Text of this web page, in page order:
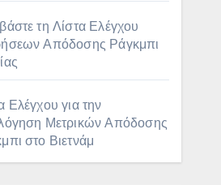
τη Λίστα Ελέγχου
Απόδοσης Ράγκμπι
Ελέγχου για την
Μετρικών Απόδοσης
στο Βιετνάμ